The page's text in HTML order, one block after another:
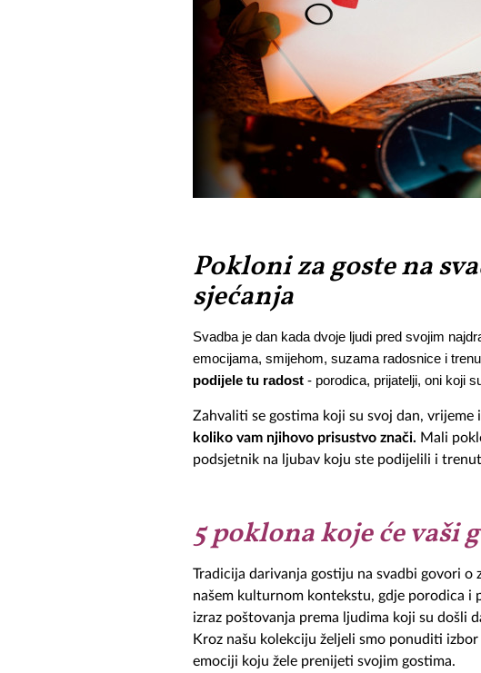
Pokloni za goste na
sjećanja
Svadba je dan kada dvoje ljudi pred svojim
emocijama, smijehom, suzama radosnice i
podijele tu radost - porodica, prijatelji, oni koji
Zahvaliti se gostima koji su svoj dan,
koliko vam njihovo prisustvo znači. Mali
podsjetnik na ljubav koju ste podijelili i
5 poklona koje će
Tradicija darivanja gostiju na svadbi govori
našem kulturnom kontekstu, gdje porodica
izraz poštovanja prema ljudima koji su došli
Kroz našu kolekciju željeli smo ponuditi
emociji koju žele prenijeti svojim gostima.